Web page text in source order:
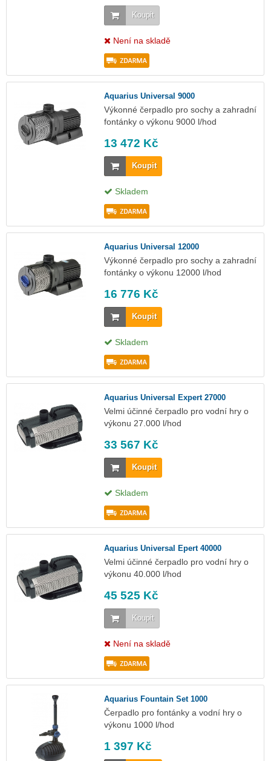
Koupit
Není na skladě
Aquarius Universal 9000
Výkonné čerpadlo pro sochy a zahradní
fontánky o výkonu 9000 l/hod
13 472 Kč
Koupit
Skladem
Aquarius Universal 12000
Výkonné čerpadlo pro sochy a zahradní
fontánky o výkonu 12000 l/hod
16 776 Kč
Koupit
Skladem
Aquarius Universal Expert 27000
Velmi účinné čerpadlo pro vodní hry o
výkonu 27.000 l/hod
33 567 Kč
Koupit
Skladem
Aquarius Universal Epert 40000
Velmi účinné čerpadlo pro vodní hry o
výkonu 40.000 l/hod
45 525 Kč
Koupit
Není na skladě
Aquarius Fountain Set 1000
Čerpadlo pro fontánky a vodní hry o
výkonu 1000 l/hod
1 397 Kč